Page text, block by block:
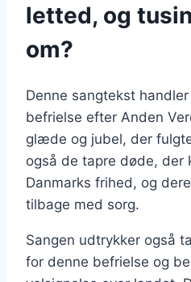
letted, og
om?
Denne sangtekst
befrielse efter Anden
glæde og jubel, der
også de tapre døde,
Danmarks frihed, og
tilbage med sorg.
Sangen udtrykker også
for denne befrielse og